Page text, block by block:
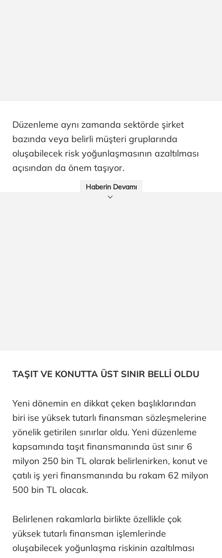
Düzenleme aynı zamanda sektörde şirket
bazında veya belirli müşteri gruplarında
oluşabilecek risk yoğunlaşmasının azaltılması
açısından da önem taşıyor.
Haberin Devamı
TAŞIT VE KONUTTA ÜST SINIR BELLİ OLDU
Yeni dönemin en dikkat çeken başlıklarından
biri ise yüksek tutarlı finansman sözleşmelerine
yönelik getirilen sınırlar oldu. Yeni düzenleme
kapsamında taşıt finansmanında üst sınır 6
milyon 250 bin TL olarak belirlenirken, konut ve
çatılı iş yeri finansmanında bu rakam 62 milyon
500 bin TL olacak.
Belirlenen rakamlarla birlikte özellikle çok
yüksek tutarlı finansman işlemlerinde
oluşabilecek yoğunlaşma riskinin azaltılması